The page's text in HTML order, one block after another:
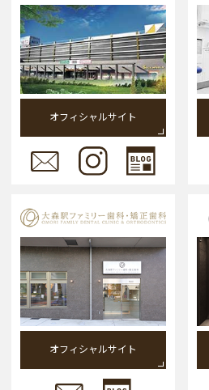
オフィシャルサイト
オフィシャルサイト